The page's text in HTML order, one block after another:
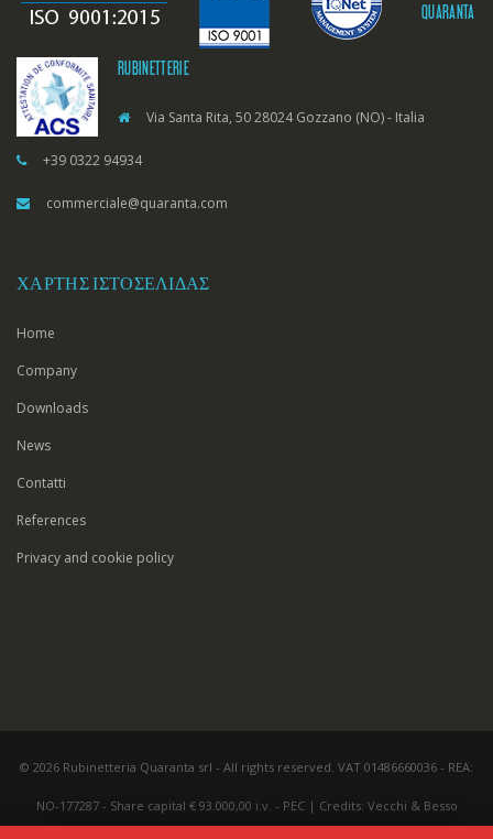
QUARANTA
RUBINETTERIE
Via Santa Rita, 50 28024 Gozzano (NO) - Italia
+39 0322 94934
commerciale@quaranta.com
ΧΆΡΤΗΣ ΙΣΤΟΣΕΛΊΔΑΣ
Home
Company
Downloads
News
Contatti
References
Privacy and cookie policy
© 2026 Rubinetteria Quaranta srl - All rights reserved. VAT 01486660036 - REA:
NO-177287 - Share capital € 93.000,00 i.v. - PEC | Credits: Vecchi & Besso